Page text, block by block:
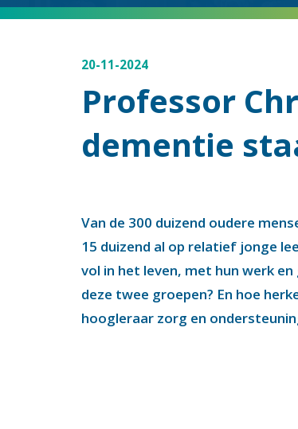
20-11-2024
Professor
dementie
Van de 300 duizend oudere
15 duizend al op relatief jonge
vol in het leven, met hun werk
deze twee groepen? En hoe
hoogleraar zorg en